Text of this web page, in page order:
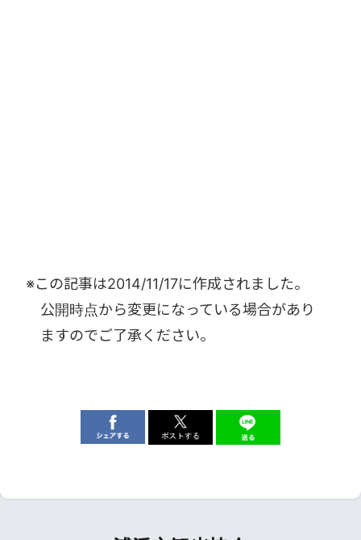
※この記事は2014/11/17に作成されました。
公開時点から変更になっている場合があり
ますのでご了承ください。